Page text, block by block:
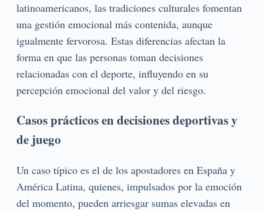
latinoamericanos, las tradiciones culturales fomentan
una gestión emocional más contenida, aunque
igualmente fervorosa. Estas diferencias afectan la
forma en que las personas toman decisiones
relacionadas con el deporte, influyendo en su
percepción emocional del valor y del riesgo.
Casos prácticos en decisiones deportivas y
de juego
Un caso típico es el de los apostadores en España y
América Latina, quienes, impulsados por la emoción
del momento, pueden arriesgar sumas elevadas en